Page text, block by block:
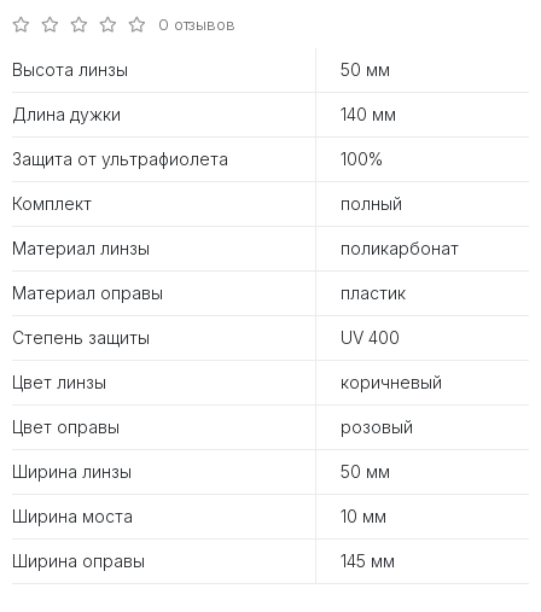
0 отзывов
Высота линзы 50 мм
Длина дужки 140 мм
Защита от ультрафиолета 100%
Комплект полный
Материал линзы поликарбонат
Материал оправы пластик
Степень защиты UV 400
Цвет линзы коричневый
Цвет оправы розовый
Ширина линзы 50 мм
Ширина моста 10 мм
Ширина оправы 145 мм